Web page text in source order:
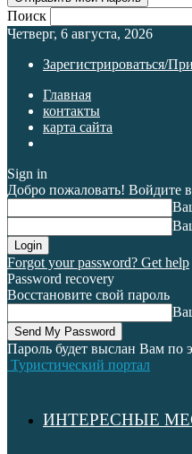
Поиск
Четверг, 6 августа, 2026
Зарегистрироваться/
Главная
контакты
карта сайта
Sign in
Добро пожаловать! Войдите
Forgot your password? Get help
Password recovery
Восстановите свой пароль
Пароль будет выслан Вам по
Туристический портал
ИНТЕРЕСНЫЕ